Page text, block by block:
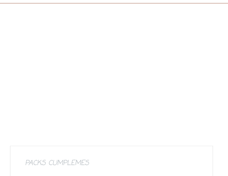
PACKS CUMPLEMES